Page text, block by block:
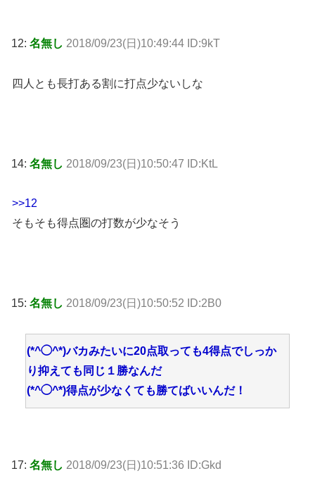
12: 名無し 2018/09/23(日)10:49:44 ID:9kT
四人とも長打ある割に打点少ないしな
14: 名無し 2018/09/23(日)10:50:47 ID:KtL
>>12
そもそも得点圏の打数が少なそう
15: 名無し 2018/09/23(日)10:50:52 ID:2B0
(*^◯^*)バカみたいに20点取っても4得点でしっか
り抑えても同じ１勝なんだ
(*^◯^*)得点が少なくても勝てばいいんだ！
17: 名無し 2018/09/23(日)10:51:36 ID:Gkd